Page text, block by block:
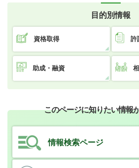
目的別情報
資格取得 許
助成・融資
このページに知りたい情報
情報検索ページ